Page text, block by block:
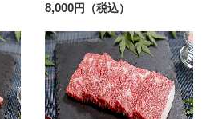
8,000円（税込）